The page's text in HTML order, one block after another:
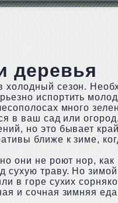
деревья
холодный сезон.
испортить
много
в ваш сад или
но это бывает
ближе к зиме,
они не роют нор, как
сухую траву. Но
в горе сухих
и сочная зимняя